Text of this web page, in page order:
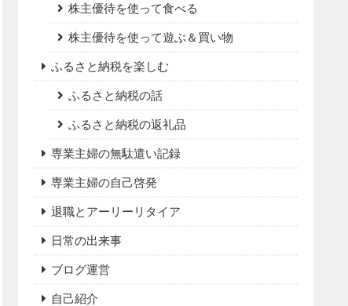
株主優待を使って食べる
株主優待を使って遊ぶ＆買い物
ふるさと納税を楽しむ
ふるさと納税の話
ふるさと納税の返礼品
専業主婦の無駄遣い記録
専業主婦の自己啓発
退職とアーリーリタイア
日常の出来事
ブログ運営
自己紹介